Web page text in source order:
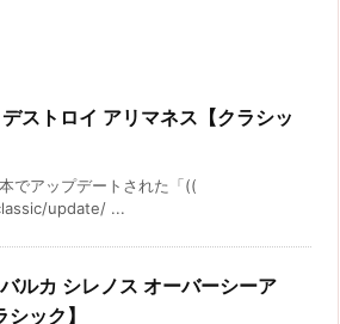
ストロイ アリマネス【クラシッ
でアップデートされた「((
update/ ...
ルカ シレノス オーバーシーア
シック】